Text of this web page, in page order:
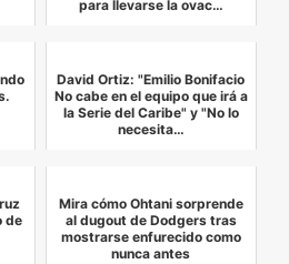
para llevarse la ovac…
David Ortiz: "Emilio Bonifacio
No cabe en el equipo que irá a
la Serie del Caribe" y "No lo
necesita…
de
Mira cómo Ohtani sorprende
al dugout de Dodgers tras
mostrarse enfurecido como
nunca antes